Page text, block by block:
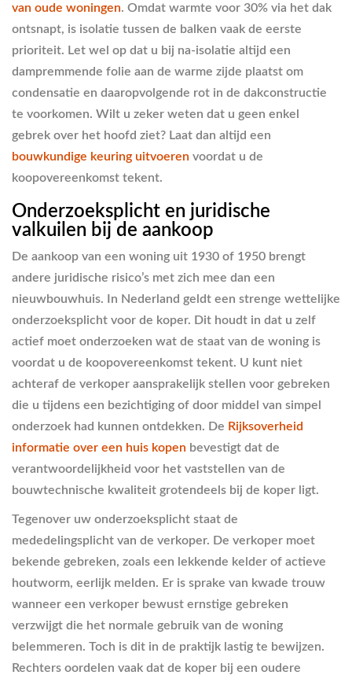
van oude woningen. Omdat warmte voor 30% via het dak
ontsnapt, is isolatie tussen de balken vaak de eerste
prioriteit. Let wel op dat u bij na-isolatie altijd een
dampremmende folie aan de warme zijde plaatst om
condensatie en daaropvolgende rot in de dakconstructie
te voorkomen. Wilt u zeker weten dat u geen enkel
gebrek over het hoofd ziet? Laat dan altijd een
bouwkundige keuring uitvoeren voordat u de
koopovereenkomst tekent.
Onderzoeksplicht en juridische
valkuilen bij de aankoop
De aankoop van een woning uit 1930 of 1950 brengt
andere juridische risico’s met zich mee dan een
nieuwbouwhuis. In Nederland geldt een strenge wettelijke
onderzoeksplicht voor de koper. Dit houdt in dat u zelf
actief moet onderzoeken wat de staat van de woning is
voordat u de koopovereenkomst tekent. U kunt niet
achteraf de verkoper aansprakelijk stellen voor gebreken
die u tijdens een bezichtiging of door middel van simpel
onderzoek had kunnen ontdekken. De Rijksoverheid
informatie over een huis kopen bevestigt dat de
verantwoordelijkheid voor het vaststellen van de
bouwtechnische kwaliteit grotendeels bij de koper ligt.
Tegenover uw onderzoeksplicht staat de
mededelingsplicht van de verkoper. De verkoper moet
bekende gebreken, zoals een lekkende kelder of actieve
houtworm, eerlijk melden. Er is sprake van kwade trouw
wanneer een verkoper bewust ernstige gebreken
verzwijgt die het normale gebruik van de woning
belemmeren. Toch is dit in de praktijk lastig te bewijzen.
Rechters oordelen vaak dat de koper bij een oudere